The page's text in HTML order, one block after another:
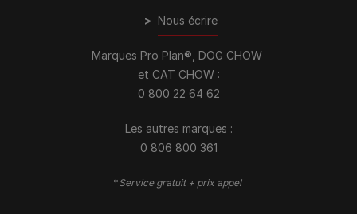
> Nous écrire
Marques Pro Plan®, DOG CHOW
et CAT CHOW :
0 800 22 64 62
Les autres marques :​
0 806 800 361
*Service gratuit + prix appel